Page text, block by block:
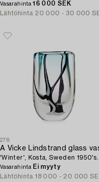
Vasarahinta16 000 SEK
Lähtöhinta 20 000 - 30 000
278
A Vicke Lindstrand glass
'Winter', Kosta, Sweden 1950's.
Vasarahinta Ei myyty
Lähtöhinta 18 000 - 20 000